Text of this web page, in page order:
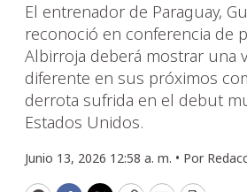
El entrenador de Paraguay,
reconoció en conferencia de
Albirroja deberá mostrar una
diferente en sus próximos
derrota sufrida en el debut
Estados Unidos.
Junio 13, 2026 12:58 a. m. • Por